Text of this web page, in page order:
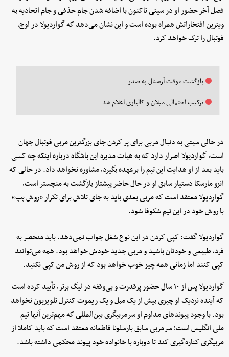
فصل آخر حضور او در سیتی تاکنون با اضافه شدن جام حذفی و جام اتحادیه به
ویترین افتخاراتش همراه بوده است و این نشان می‌دهد که گواردیولا در اوج،
فوتبال را ترک خواهد کرد.
بازگشت موقت آرسنال به صدر
ترکیب احتمالی میلان و کالیاری اعلام شد
در حالی سیتی به دنبال مربی برای پر کردن جای بزرگترین مربی فوتبال جهان
است، گواردیولا اصرار دارد که به هیات مدیره این باشگاه درباره اینکه چه کسی
باید بعد از او هدایت این تیم را برعهده بگیرد، مشاوره نخواهد داد. در حالی که
انزو مارسکا دستیار سابق او در حال حاضر پیشتاز بازگشت به منچستر است،
گواردیولا معتقد است که مربی بعدی باید به جای تلاش برای تکرار «روش پپ»
با روش خود در این تیم شکوفا شود.
گواردیولا گفت: کپی کردن در این نوع شغل جواب نمی‌دهد. باید منحصر به
فرد، طبیعی و خودتان باشید و مربی جدید خودش خواهد بود. همه می‌توانند
کپی کنند اما زمانی همه چیز خوب خواهد بود که از روش من کپی نکنید.
گواردیولا پس از ۱۰ سال حضور پرقدرت و بی‌وقفه در لیگ برتر، تأیید کرده است
که آینده نزدیک او چیزی بیش از یک مبل و یک ریموت کنترل تلویزیون نخواهد
بود. با وجود پیوندهای مداوم او سرمربیگری بین‌المللی که مهم‌ترین آنها تیم
ملی انگلیس است؛ سرمربی سابق بارسلونا قاطعانه معتقد است که باید کاملا از
مربیگری کناره‌گیری کند تا دوباره با خانواده‌ خود پیوند محکمی داشته باشد.